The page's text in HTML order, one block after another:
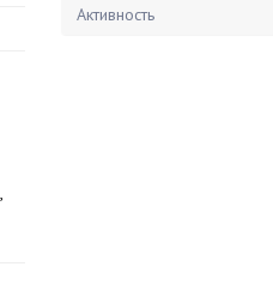
Активность